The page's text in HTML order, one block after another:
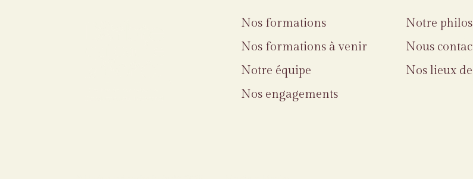
Nos formations
Nos formations à venir
Notre équipe
Nos engagements
Notre
Nous
Nos lieux